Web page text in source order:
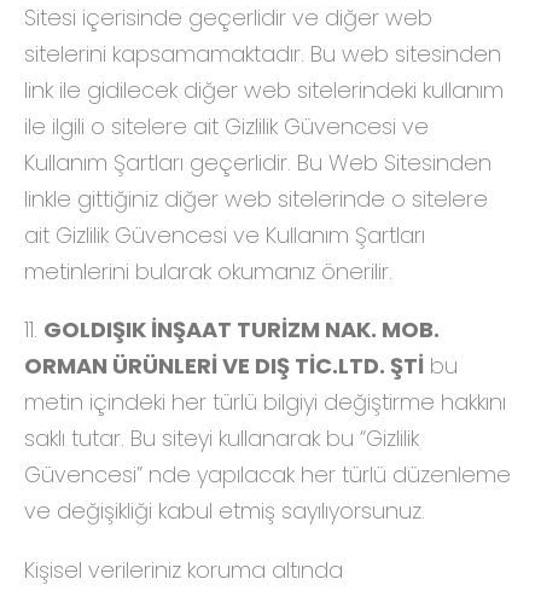
Sitesi içerisinde geçerlidir ve diğer web
sitelerini kapsamamaktadır. Bu web sitesinden
link ile gidilecek diğer web sitelerindeki kullanım
ile ilgili o sitelere ait Gizlilik Güvencesi ve
Kullanım Şartları geçerlidir. Bu Web Sitesinden
linkle gittiğiniz diğer web sitelerinde o sitelere
ait Gizlilik Güvencesi ve Kullanım Şartları
metinlerini bularak okumanız önerilir.
11. GOLDIŞIK İNŞAAT TURİZM NAK. MOB.
ORMAN ÜRÜNLERİ VE DIŞ TİC.LTD. ŞTİ bu
metin içindeki her türlü bilgiyi değiştirme hakkını
saklı tutar. Bu siteyi kullanarak bu “Gizlilik
Güvencesi” nde yapılacak her türlü düzenleme
ve değişikliği kabul etmiş sayılıyorsunuz.
Kişisel verileriniz koruma altında